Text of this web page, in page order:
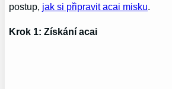
postup, jak si připravit acai misku.
Krok 1: Získání acai